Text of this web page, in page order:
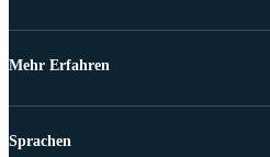
Mehr Erfahren
Sprachen